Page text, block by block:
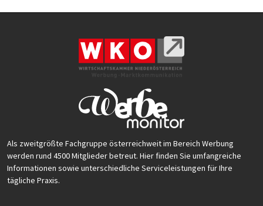
Als zweitgrößte Fachgruppe österreichweit im Bereich Werbung
werden rund 4500 Mitglieder betreut. Hier finden Sie umfangreiche
Informationen sowie unterschiedliche Serviceleistungen für Ihre
tägliche Praxis.